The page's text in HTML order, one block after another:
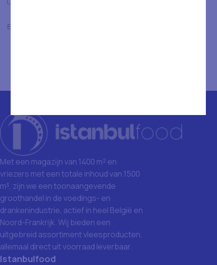
Er zijn nog geen beoordelingen.
Met een magazijn van 1400 m² en
vriezers met een totale inhoud van 1500
m³, zijn we een toonaangevende
groothandel in de voedings- en
drankenindustrie, actief in heel België en
Noord-Frankrijk. Wij bieden een
uitgebreid assortiment vleesproducten,
allemaal direct uit voorraad leverbaar.
Istanbulfood